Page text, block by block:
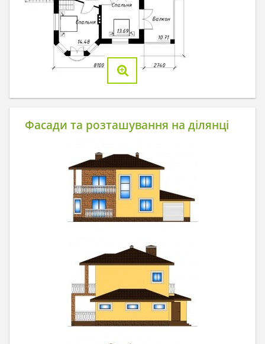
Фасади та розташування на ділянці